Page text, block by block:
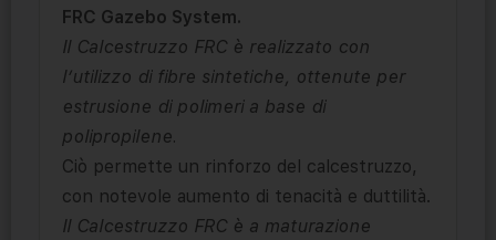
FRC Gazebo System.
Il Calcestruzzo FRC è realizzato con
l’utilizzo di fibre sintetiche, ottenute per
estrusione di polimeri a base di
polipropilene.
Ciò permette un rinforzo del calcestruzzo,
con notevole aumento di tenacità e duttilità.
Il Calcestruzzo FRC è a maturazione